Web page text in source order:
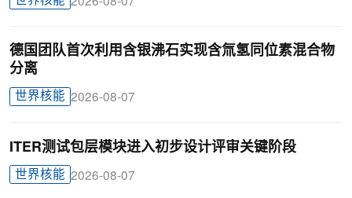
德国团队首次利用含银沸石实现含氚氢同位素混合物
分离
世界核能 2026-08-07
ITER测试包层模块进入初步设计评审关键阶段
世界核能 2026-08-07